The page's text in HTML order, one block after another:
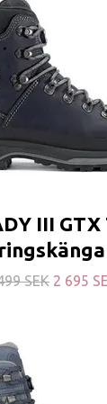
III
SEK 2 695